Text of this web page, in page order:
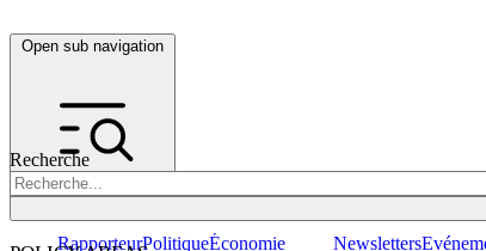
Open sub navigation
Recherche
RapporteurPolitiqueÉconomie Newsletters